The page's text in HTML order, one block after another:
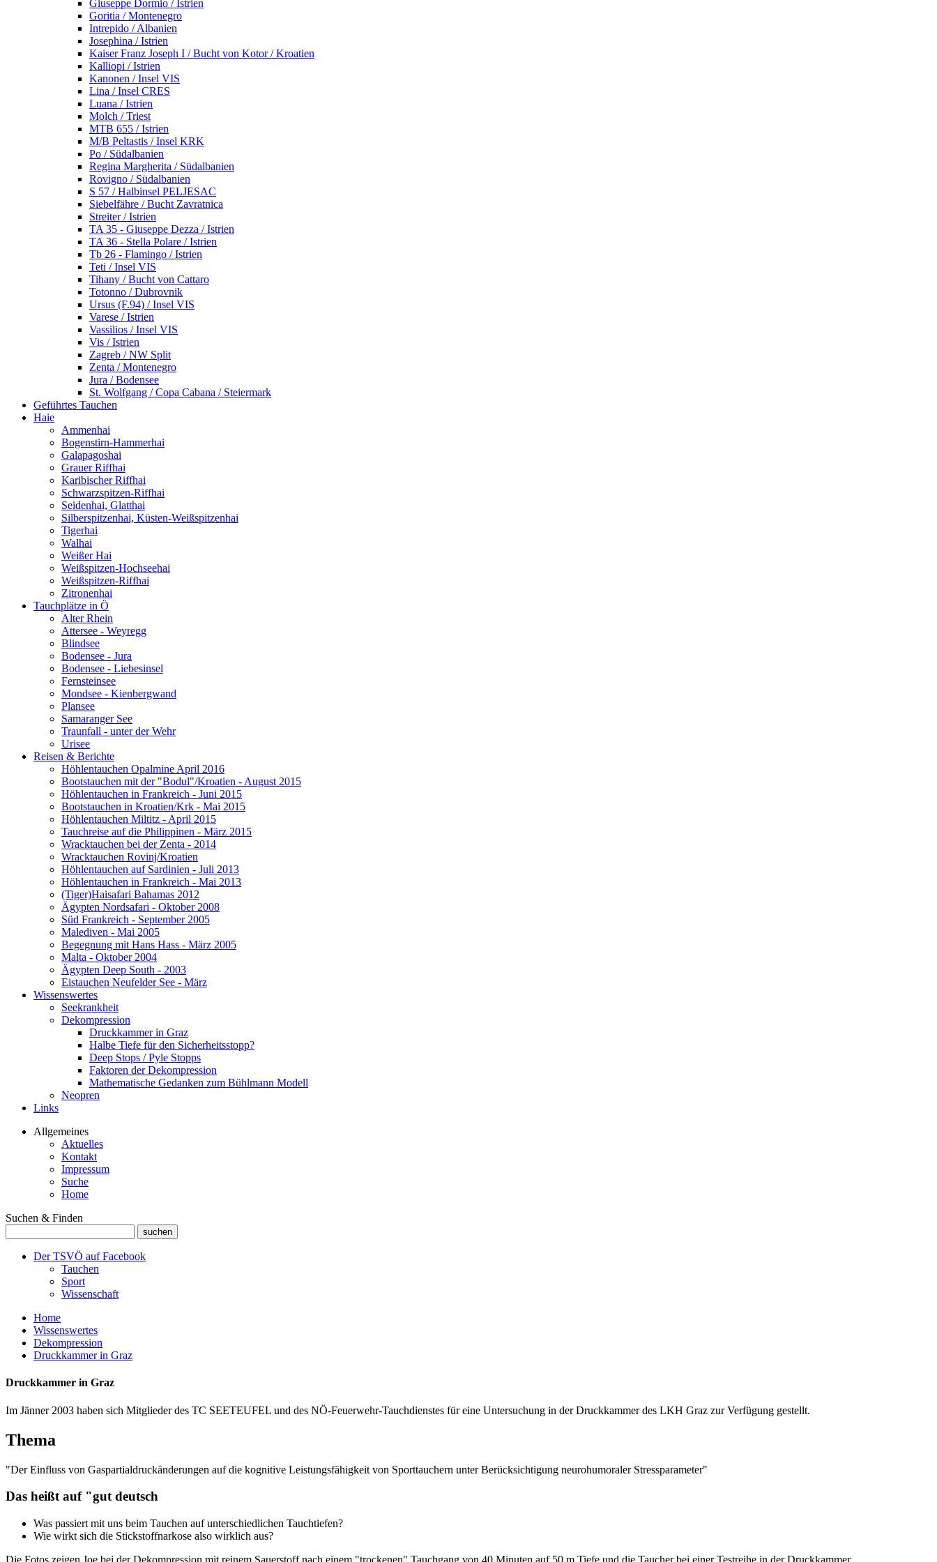
Giuseppe Dormio / Istrien
Goritia / Montenegro
Intrepido / Albanien
Josephina / Istrien
Kaiser Franz Joseph I / Bucht von Kotor / Kroatien
Kalliopi / Istrien
Kanonen / Insel VIS
Lina / Insel CRES
Luana / Istrien
Molch / Triest
MTB 655 / Istrien
M/B Peltastis / Insel KRK
Po / Südalbanien
Regina Margherita / Südalbanien
Rovigno / Südalbanien
S 57 / Halbinsel PELJESAC
Siebelfähre / Bucht Zavratnica
Streiter / Istrien
TA 35 - Giuseppe Dezza / Istrien
TA 36 - Stella Polare / Istrien
Tb 26 - Flamingo / Istrien
Teti / Insel VIS
Tihany / Bucht von Cattaro
Totonno / Dubrovnik
Ursus (F.94) / Insel VIS
Varese / Istrien
Vassilios / Insel VIS
Vis / Istrien
Zagreb / NW Split
Zenta / Montenegro
Jura / Bodensee
St. Wolfgang / Copa Cabana / Steiermark
Geführtes Tauchen
Haie
Ammenhai
Bogenstirn-Hammerhai
Galapagoshai
Grauer Riffhai
Karibischer Riffhai
Schwarzspitzen-Riffhai
Seidenhai, Glatthai
Silberspitzenhai, Küsten-Weißspitzenhai
Tigerhai
Walhai
Weißer Hai
Weißspitzen-Hochseehai
Weißspitzen-Riffhai
Zitronenhai
Tauchplätze in Ö
Alter Rhein
Attersee - Weyregg
Blindsee
Bodensee - Jura
Bodensee - Liebesinsel
Fernsteinsee
Mondsee - Kienbergwand
Plansee
Samaranger See
Traunfall - unter der Wehr
Urisee
Reisen & Berichte
Höhlentauchen Opalmine April 2016
Bootstauchen mit der "Bodul"/Kroatien - August 2015
Höhlentauchen in Frankreich - Juni 2015
Bootstauchen in Kroatien/Krk - Mai 2015
Höhlentauchen Miltitz - April 2015
Tauchreise auf die Philippinen - März 2015
Wracktauchen bei der Zenta - 2014
Wracktauchen Rovinj/Kroatien
Höhlentauchen auf Sardinien - Juli 2013
Höhlentauchen in Frankreich - Mai 2013
(Tiger)Haisafari Bahamas 2012
Ägypten Nordsafari - Oktober 2008
Süd Frankreich - September 2005
Malediven - Mai 2005
Begegnung mit Hans Hass - März 2005
Malta - Oktober 2004
Ägypten Deep South - 2003
Eistauchen Neufelder See - März
Wissenswertes
Seekrankheit
Dekompression
Druckkammer in Graz
Halbe Tiefe für den Sicherheitsstopp?
Deep Stops / Pyle Stopps
Faktoren der Dekompression
Mathematische Gedanken zum Bühlmann Modell
Neopren
Links
Allgemeines
Aktuelles
Kontakt
Impressum
Suche
Home
Suchen & Finden
Der TSVÖ auf Facebook
Tauchen
Sport
Wissenschaft
Home
Wissenswertes
Dekompression
Druckkammer in Graz
Druckkammer in Graz
Im Jänner 2003 haben sich Mitglieder des TC SEETEUFEL und des NÖ-Feuerwehr-Tauchdienstes für eine Untersuchung in der Druckkammer des LKH Graz zur Verfügung gestellt.
Thema
"Der Einfluss von Gaspartialdruckänderungen auf die kognitive Leistungsfähigkeit von Sporttauchern unter Berücksichtigung neurohumoraler Stressparameter"
Das heißt auf "gut deutsch
Was passiert mit uns beim Tauchen auf unterschiedlichen Tauchtiefen?
Wie wirkt sich die Stickstoffnarkose also wirklich aus?
Die Fotos zeigen Joe bei der Dekompression mit reinem Sauerstoff nach einem "trockenen" Tauchgang von 40 Minuten auf 50 m Tiefe und die Taucher bei einer Testreihe in der Druckkammer.